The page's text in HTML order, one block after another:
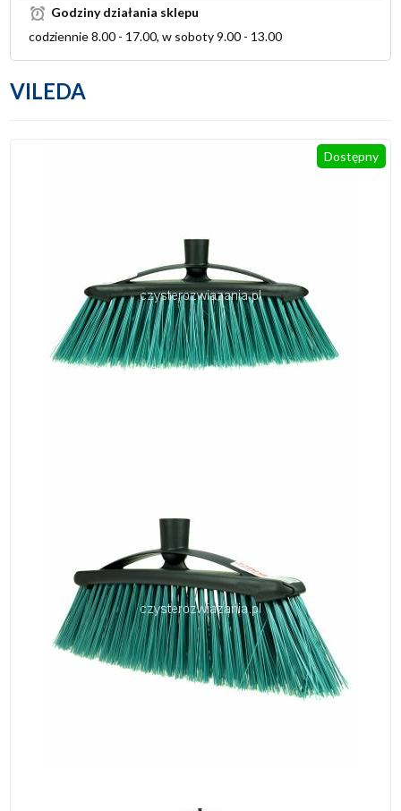
Godziny działania sklepu
codziennie 8.00 - 17.00, w soboty 9.00 - 13.00
VILEDA
Dostępny